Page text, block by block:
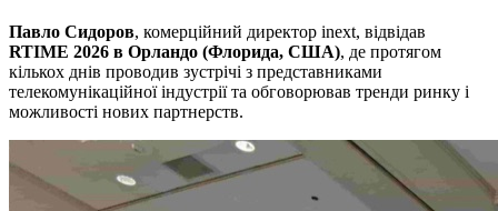
Павло Сидоров, комерційний директор inext, відвідав
RTIME 2026 в Орландо (Флорида, США), де протягом
кількох днів проводив зустрічі з представниками
телекомунікаційної індустрії та обговорював тренди ринку і
можливості нових партнерств.